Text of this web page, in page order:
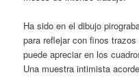
Ha sido en el dibujo
para reflejar con finos
puede apreciar en los
Una muestra intimista